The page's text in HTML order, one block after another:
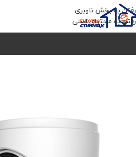
رفتن به بخش ناوبری
رفتن به محتوای اصلی